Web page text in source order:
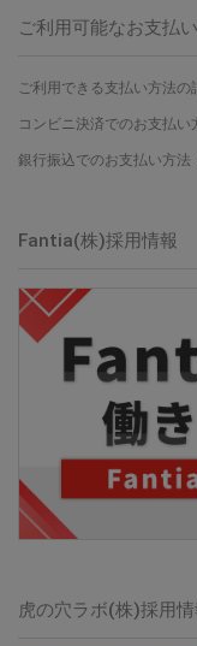
ご利用可能なお支払
ご利用できる支払い方法の
コンビニ決済でのお支払い
銀行振込でのお支払い方法
Fantia(株)採用情報
虎の穴ラボ(株)採用情